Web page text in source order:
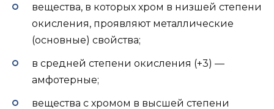
вещества, в которых хром в низшей степени
окисления, проявляют металлические
(основные) свойства;
в средней степени окисления (+3) —
амфотерные;
вещества с хромом в высшей степени